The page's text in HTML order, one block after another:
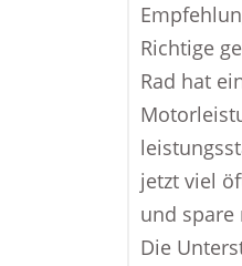
Richtige
Rad hat
jetzt viel
und spare
Die